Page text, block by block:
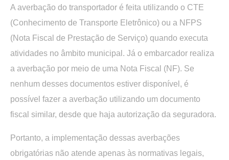
A averbação do transportador é feita utilizando o CTE
(Conhecimento de Transporte Eletrônico) ou a NFPS
(Nota Fiscal de Prestação de Serviço) quando executa
atividades no âmbito municipal. Já o embarcador realiza
a averbação por meio de uma Nota Fiscal (NF). Se
nenhum desses documentos estiver disponível, é
possível fazer a averbação utilizando um documento
fiscal similar, desde que haja autorização da seguradora.
Portanto, a implementação dessas averbações
obrigatórias não atende apenas às normativas legais,